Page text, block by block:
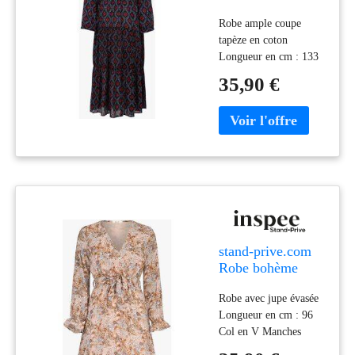
abstraites - bleu
nuit bleu-nuit 36
female
Robe ample coupe
tapèze en coton
Longueur en cm : 133
Manches longues
Poignets boutonnés
Imprimé fleurs
prise sur une taille S
entretien Composition :
Lavage à 30° Couleur :
35,90 €
stand-prive.com
Robe bohème
floral - beige
beige 36 female
Robe avec jupe évasée
Longueur en cm : 96
Col en V Manches